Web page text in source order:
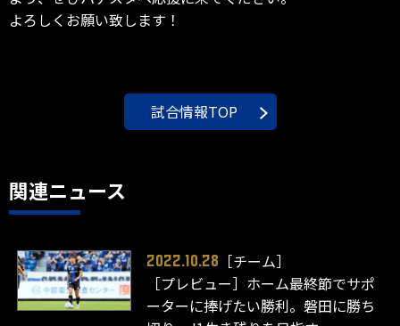
よろしくお願い致します！
試合情報TOP
関連ニュース
2022.10.28
［チーム］
［プレビュー］ホーム最終節でサポ
ーターに捧げたい勝利。磐田に勝ち